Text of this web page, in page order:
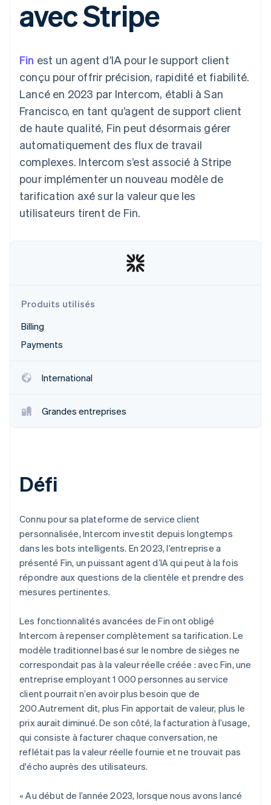
Moyens de
paiement
Terminal
Paiements en
personne
Authorization
Acceptation
optimisée
Paiements
accélérés
Financial
Connections
Comptes
associés
Recognition
Comptabilité
automatisée
personnalisés
Data Pipeline
Synchronisation
des données
Prévention de la fraude
Atlas
Découvrez comment Stripe construit l’infrastructure
Regarder la vidéo
l’application
Marketplaces
Gestion financière
Par secteur
Entreprises d'IA
Économie des
créateurs
Jeux
loisirs
Assurance
Médias et
divertissements
entreprises
Secteur public
Gérer des
abonnements
Proposer une
bancaires adossées à
des stablecoins
Fournir et gérer des
services avec des
agents
Ressources
Intégrations
d'applications
Exemples de code
Blog des développeurs
Entreprise
annuelle
Carrières
Communiqués de
presse
Stripe Press
Contact
Contacter notre équipe
Devenir partenaire
avec Stripe
Fin est un agent d’IA pour le support client
conçu pour offrir précision, rapidité et fiabilité.
Lancé en 2023 par Intercom, établi à San
Francisco, en tant qu’agent de support client
de haute qualité, Fin peut désormais gérer
automatiquement des flux de travail
complexes. Intercom s’est associé à Stripe
pour implémenter un nouveau modèle de
tarification axé sur la valeur que les
utilisateurs tirent de Fin.
Produits utilisés
Billing
Payments
International
Grandes entreprises
Défi
Connu pour sa plateforme de service client
personnalisée, Intercom investit depuis longtemps
dans les bots intelligents. En 2023, l’entreprise a
présenté Fin, un puissant agent d’IA qui peut à la fois
répondre aux questions de la clientèle et prendre des
mesures pertinentes.
Les fonctionnalités avancées de Fin ont obligé
Intercom à repenser complètement sa tarification. Le
modèle traditionnel basé sur le nombre de sièges ne
correspondait pas à la valeur réelle créée : avec Fin, une
entreprise employant 1 000 personnes au service
client pourrait n’en avoir plus besoin que de
200.Autrement dit, plus Fin apportait de valeur, plus le
prix aurait diminué. De son côté, la facturation à l’usage,
qui consiste à facturer chaque conversation, ne
reflétait pas la valeur réelle fournie et ne trouvait pas
d'écho auprès des utilisateurs.
« Au début de l’année 2023, lorsque nous avons lancé